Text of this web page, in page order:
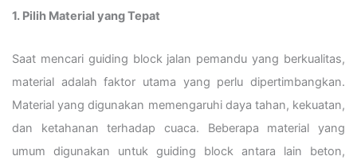
1. Pilih Material yang Tepat
Saat mencari guiding block jalan pemandu yang berkualitas,
material adalah faktor utama yang perlu dipertimbangkan.
Material yang digunakan memengaruhi daya tahan, kekuatan,
dan ketahanan terhadap cuaca. Beberapa material yang
umum digunakan untuk guiding block antara lain beton,